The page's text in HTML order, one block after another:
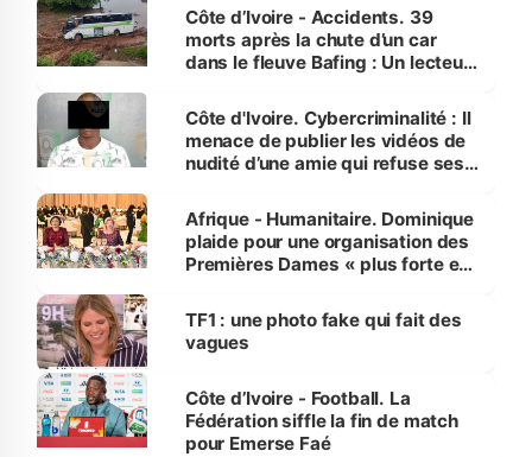
Côte d’Ivoire - Accidents. 39
morts après la chute d’un car
dans le fleuve Bafing : Un lecteur
des Transports
Côte d'Ivoire. Cybercriminalité : Il
menace de publier les vidéos de
nudité d’une amie qui refuse ses
Afrique - Humanitaire. Dominique
plaide pour une organisation des
Premières Dames « plus forte et
sur la scène internationale »
TF1 : une photo fake qui fait des
vagues
Côte d’Ivoire - Football. La
Fédération siffle la fin de match
pour Emerse Faé